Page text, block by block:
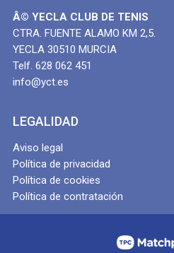
Â© YECLA CLUB DE TENIS
CTRA. FUENTE ALAMO KM 2,5.
YECLA 30510 MURCIA
Telf. 628 062 451
info@yct.es
LEGALIDAD
Aviso legal
Política de privacidad
Política de cookies
Política de contratación